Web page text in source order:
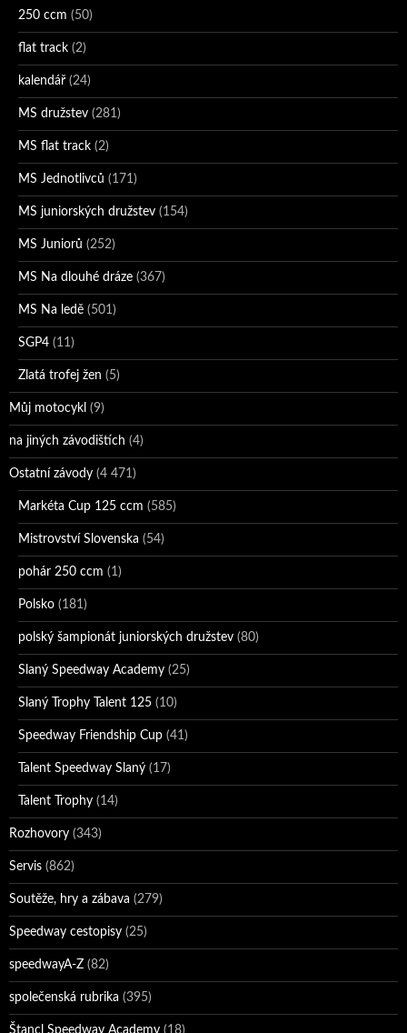
250 ccm (50)
flat track (2)
kalendář (24)
MS družstev (281)
MS flat track (2)
MS Jednotlivců (171)
MS juniorských družstev (154)
MS Juniorů (252)
MS Na dlouhé dráze (367)
MS Na ledě (501)
SGP4 (11)
Zlatá trofej žen (5)
Můj motocykl (9)
na jiných závodištích (4)
Ostatní závody (4 471)
Markéta Cup 125 ccm (585)
Mistrovství Slovenska (54)
pohár 250 ccm (1)
Polsko (181)
polský šampionát juniorských družstev (80)
Slaný Speedway Academy (25)
Slaný Trophy Talent 125 (10)
Speedway Friendship Cup (41)
Talent Speedway Slaný (17)
Talent Trophy (14)
Rozhovory (343)
Servis (862)
Soutěže, hry a zábava (279)
Speedway cestopisy (25)
speedwayA-Z (82)
společenská rubrika (395)